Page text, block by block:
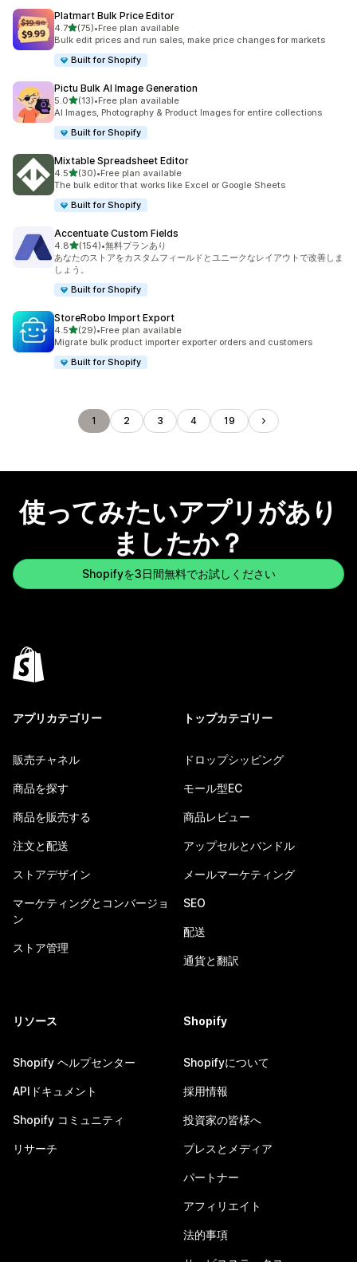
Platmart Bulk Price Editor
4.75つ星中
(75)
合計レビュー数：75件
•Free plan available
Bulk edit prices and run sales, make price changes for markets
Built for Shopify
Pictu Bulk AI Image Generation
5.05つ星中
(13)
合計レビュー数：13件
•Free plan available
AI Images, Photography & Product Images for entire collections
Built for Shopify
Mixtable Spreadsheet Editor
4.55つ星中
(30)
合計レビュー数：30件
•Free plan available
The bulk editor that works like Excel or Google Sheets
Built for Shopify
Accentuate Custom Fields
4.85つ星中
(154)
合計レビュー数：154件
•無料プランあり
あなたのストアをカスタムフィールドとユニークなレイアウトで改善しま
しょう。
Built for Shopify
StoreRobo Import Export
4.55つ星中
(29)
合計レビュー数：29件
•Free plan available
Migrate bulk product importer exporter orders and customers
Built for Shopify
1 2 3 4 19
使ってみたいアプリがあり
ましたか？
Shopifyを3日間無料でお試しください
アプリカテゴリー
販売チャネル
商品を探す
商品を販売する
注文と配送
ストアデザイン
マーケティングとコンバージョ
ン
ストア管理
トップカテゴリー
ドロップシッピング
モール型EC
商品レビュー
アップセルとバンドル
メールマーケティング
SEO
配送
通貨と翻訳
リソース
Shopify ヘルプセンター
APIドキュメント
Shopify コミュニティ
リサーチ
Shopify
Shopifyについて
採用情報
投資家の皆様へ
プレスとメディア
パートナー
アフィリエイト
法的事項